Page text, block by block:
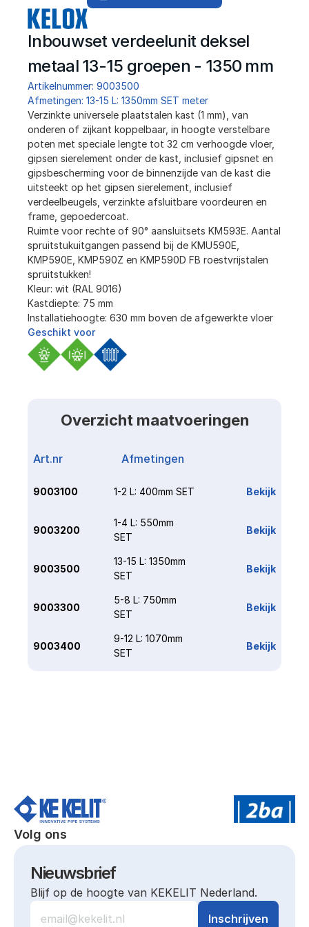
Inbouwset verdeelunit deksel
metaal 13-15 groepen - 1350 mm
Artikelnummer: 9003500
Afmetingen: 13-15 L: 1350mm SET meter
﻿Verzinkte universele plaatstalen kast (1 mm), van
onderen of zijkant koppelbaar, in hoogte verstelbare
poten met speciale lengte tot 32 cm verhoogde vloer,
gipsen sierelement onder de kast, inclusief gipsnet en
gipsbescherming voor de binnenzijde van de kast die
uitsteekt op het gipsen sierelement, inclusief
verdeelbeugels, verzinkte afsluitbare voordeuren en
frame, gepoedercoat.
Ruimte voor rechte of 90° aansluitsets KM593E. Aantal
spruitstukuitgangen passend bij de KMU590E,
KMP590E, KMP590Z en KMP590D FB roestvrijstalen
spruitstukken!
Kleur: wit (RAL 9016)
Kastdiepte: 75 mm
Installatiehoogte: 630 mm boven de afgewerkte vloer
Geschikt voor
Overzicht maatvoeringen
Art.nr Afmetingen
9003100 1-2 L: 400mm SET Bekijk
9003200
1-4 L: 550mm
SET
Bekijk
9003500
13-15 L: 1350mm
SET
Bekijk
9003300
5-8 L: 750mm
SET
Bekijk
9003400
9-12 L: 1070mm
SET
Bekijk
Volg ons
Nieuwsbrief
Blijf op de hoogte van KEKELIT Nederland.